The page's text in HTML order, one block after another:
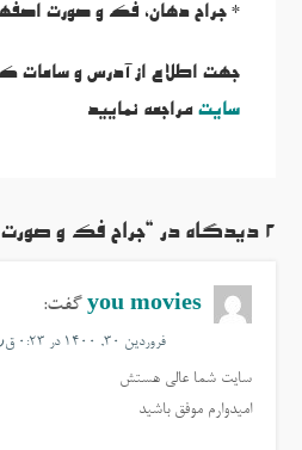
* جراح دهان، فک و صورت
جهت اطلاع از آدرس و ساعات
سایتمراجعه نمایید
2 دیدگاه در “جراح فک و صورت اصفهان”
you movies گفت:
فروردین ۳۰, ۱۴۰۰ در ۰:۲۳ ق٫ظ
سایت شما عالی هستش
امیدوارم موفق باشید